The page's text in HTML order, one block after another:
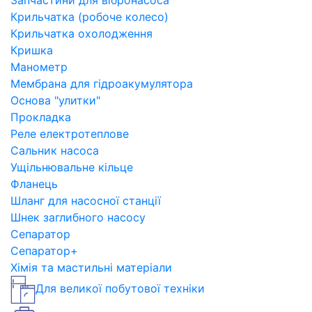
Крильчатка (робоче колесо)
Крильчатка охолодження
Кришка
Манометр
Мембрана для гідроакумулятора
Основа "улитки"
Прокладка
Реле електротеплове
Сальник насоса
Ущільнювальне кільце
Фланець
Шланг для насосної станції
Шнек заглибного насосу
Сепаратор
Сепаратор+
Хімія та мастильні матеріали
Для великої побутової техніки